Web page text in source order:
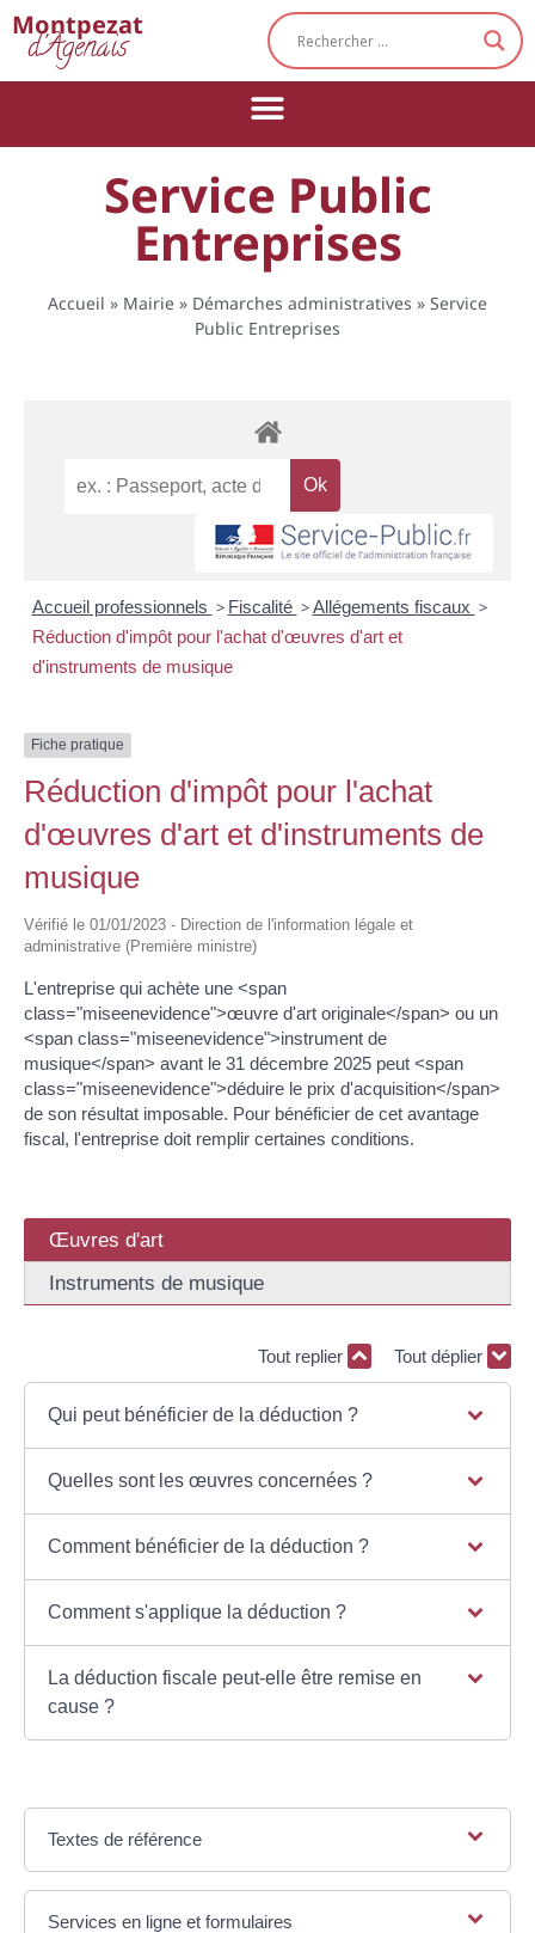
Montpezat
d'Agenais
Service Public
Entreprises
Accueil » Mairie » Démarches administratives » Service
Public Entreprises
Accueil professionnels > Fiscalité > Allégements fiscaux >
Réduction d'impôt pour l'achat d'œuvres d'art et
d'instruments de musique
Fiche pratique
Réduction d'impôt pour l'achat
d'œuvres d'art et d'instruments de
musique
Vérifié le 01/01/2023 - Direction de l'information légale et
administrative (Première ministre)
L'entreprise qui achète une <span
class="miseenevidence">œuvre d'art originale</span> ou un
<span class="miseenevidence">instrument de
musique</span> avant le 31 décembre 2025 peut <span
class="miseenevidence">déduire le prix d'acquisition</span>
de son résultat imposable. Pour bénéficier de cet avantage
fiscal, l'entreprise doit remplir certaines conditions.
Œuvres d'art
Instruments de musique
Tout replier Tout déplier
Qui peut bénéficier de la déduction ?
Quelles sont les œuvres concernées ?
Comment bénéficier de la déduction ?
Comment s'applique la déduction ?
La déduction fiscale peut-elle être remise en
cause ?
Textes de référence
Services en ligne et formulaires
Cookies management panel